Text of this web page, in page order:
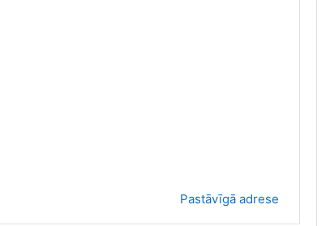
Pastāvīgā adrese